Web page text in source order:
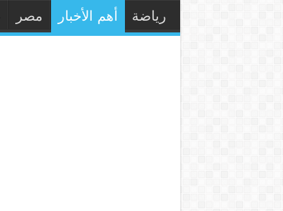
رياضة أهم الأخبار مصر